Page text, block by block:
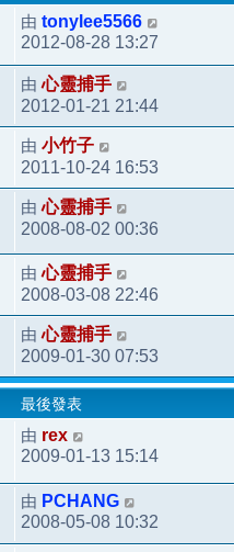
由 tonylee5566
2012-08-28 13:27
由心靈捕手
2012-01-21 21:44
由 小竹子
2011-10-24 16:53
由心靈捕手
2008-08-02 00:36
由心靈捕手
2008-03-08 22:46
由心靈捕手
2009-01-30 07:53
最後發表
由 rex
2009-01-13 15:14
由 PCHANG
2008-05-08 10:32